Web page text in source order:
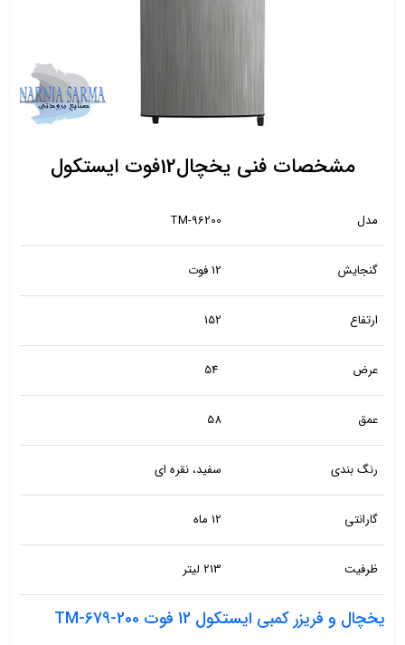
مشخصات فنی یخچال12فوت ایستکول
مدل TM-96200
گنجایش 12 فوت
ارتفاع 152
عرض
عمق 58
رنگ بندی سفید، نقره ای
گارانتی 12 ماه
ظرفیت 213 لیتر
یخچال و فریزر کمبی ایستکول 12 فوت TM-679-200